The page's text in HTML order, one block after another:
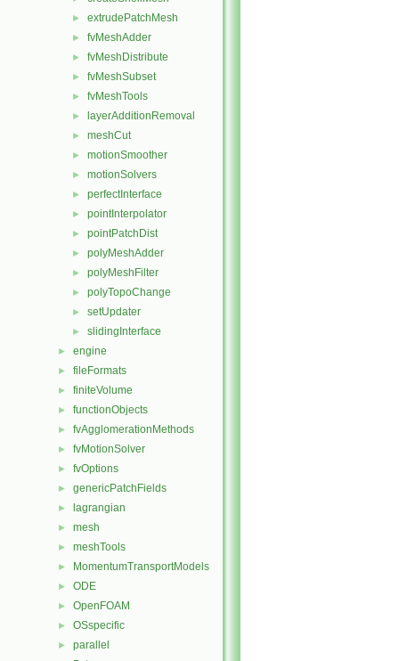
► extrudePatchMesh
► fvMeshAdder
► fvMeshDistribute
► fvMeshSubset
► fvMeshTools
► layerAdditionRemoval
► meshCut
► motionSmoother
► motionSolvers
► perfectInterface
► pointInterpolator
► pointPatchDist
► polyMeshAdder
► polyMeshFilter
► polyTopoChange
► setUpdater
► slidingInterface
► engine
► fileFormats
► finiteVolume
► functionObjects
► fvAgglomerationMethods
► fvMotionSolver
► fvOptions
► genericPatchFields
► lagrangian
► mesh
► meshTools
► MomentumTransportModels
► ODE
► OpenFOAM
► OSspecific
► parallel